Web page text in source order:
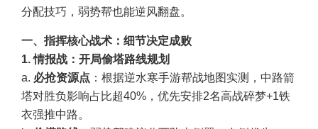
分配技巧，弱势帮也能逆风翻盘。
一、指挥核心战术：细节决定成败
1. 情报战：开局偷塔路线规划
a. 必抢资源点 ：根据逆水寒手游帮战地图实测，中路箭
塔对胜负影响占比超40%，优先安排2名高战碎梦+1铁
衣强推中路。